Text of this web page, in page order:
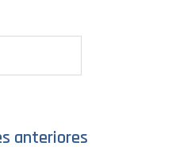
anteriores